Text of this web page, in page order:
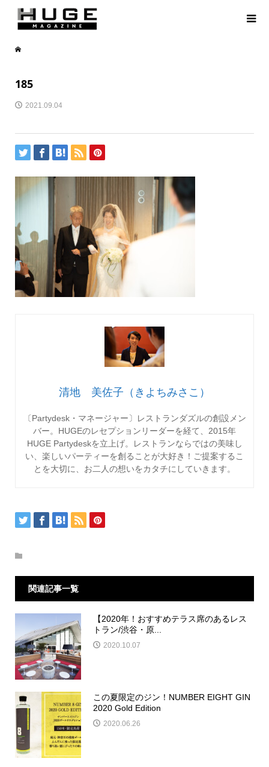
185
2021.09.04
清地 美佐子（きよちみさこ）
〔Partydesk・マネージャー〕レストランダズルの創設メン
バー。HUGEのレセプションリーダーを経て、2015年
HUGE Partydeskを立上げ。レストランならではの美味し
い、楽しいパーティーを創ることが大好き！ご提案するこ
とを大切に、お二人の想いをカタチにしていきます。
関連記事一覧
【2020年！おすすめテラス席のあるレス
トラン/渋谷・原...
2020.10.07
この夏限定のジン！NUMBER EIGHT GIN
2020 Gold Edition
2020.06.26